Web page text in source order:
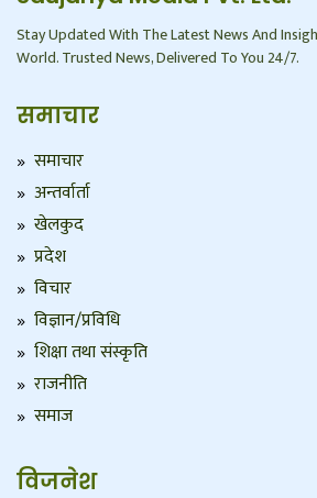
Stay Updated With The Latest News And
World. Trusted News, Delivered To You 24/7.
समाचार
समाचार
अन्तर्वार्ता
खेलकुद
प्रदेश
विचार
विज्ञान/प्रविधि
शिक्षा तथा संस्कृति
राजनीति
समाज
विजनेश